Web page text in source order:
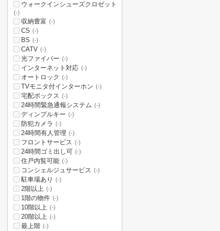
ウォークインシューズクロゼット
(-)
収納豊富 (-)
CS (-)
BS (-)
CATV (-)
光ファイバー (-)
インターネット対応 (-)
オートロック (-)
TVモニタ付インターホン (-)
宅配ボックス (-)
24時間緊急通報システム (-)
ディンプルキー (-)
防犯カメラ (-)
24時間有人管理 (-)
フロントサービス (-)
24時間ゴミ出し可 (-)
住戸内覧可能 (-)
コンシェルジュサービス (-)
駐車場あり (-)
2階以上 (-)
1階の物件 (-)
10階以上 (-)
20階以上 (-)
最上階 (-)